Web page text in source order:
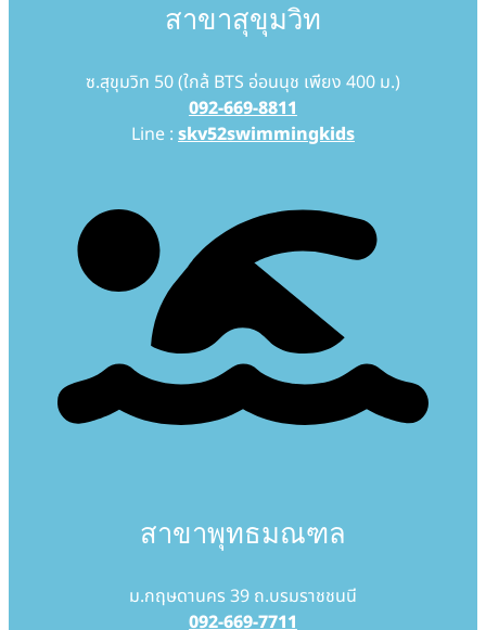
สาขาสุขุมวิท
ซ.สุขุมวิท 50 (ใกล้ BTS อ่อนนุช เพียง 400 ม.)
092-669-8811
Line : skv52swimmingkids
สาขาพุทธมณฑล
ม.กฤษดานคร 39 ถ.บรมราชชนนี
092-669-7711